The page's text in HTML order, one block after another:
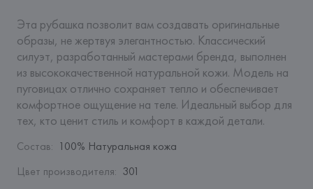
Эта рубашка позволит вам создавать оригинальные
образы, не жертвуя элегантностью. Классический
силуэт, разработанный мастерами бренда, выполнен
из высококачественной натуральной кожи. Модель на
пуговицах отлично сохраняет тепло и обеспечивает
комфортное ощущение на теле. Идеальный выбор для
тех, кто ценит стиль и комфорт в каждой детали.
Состав: 100% Натуральная кожа
Цвет производителя: 301